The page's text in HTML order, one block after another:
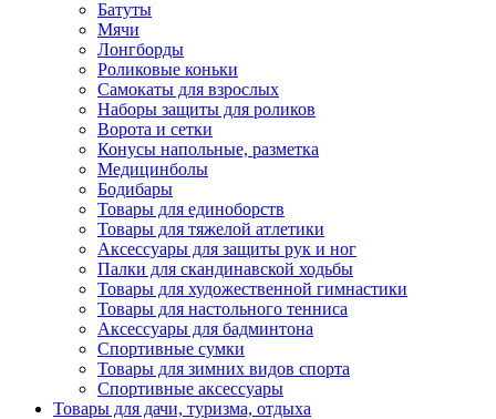
Батуты
Мячи
Лонгборды
Роликовые коньки
Самокаты для взрослых
Наборы защиты для роликов
Ворота и сетки
Конусы напольные, разметка
Медицинболы
Бодибары
Товары для единоборств
Товары для тяжелой атлетики
Аксессуары для защиты рук и ног
Палки для скандинавской ходьбы
Товары для художественной гимнастики
Товары для настольного тенниса
Аксессуары для бадминтона
Спортивные сумки
Товары для зимних видов спорта
Спортивные аксессуары
Товары для дачи, туризма, отдыха